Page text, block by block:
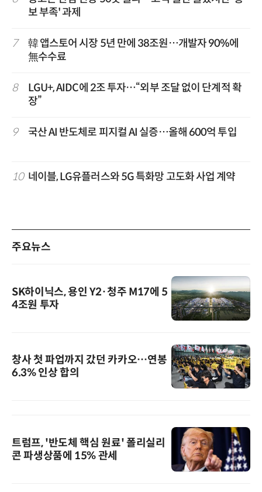
보 부족' 과제
7
韓 앱스토어 시장 5년 만에 38조원…개발자 90%에
無수수료
8
LGU+, AIDC에 2조 투자…“외부 조달 없이 단계적 확
장”
9 국산 AI 반도체로 피지컬 AI 실증…올해 600억 투입
10 네이블, LG유플러스와 5G 특화망 고도화 사업 계약
주요뉴스
SK하이닉스, 용인 Y2·청주 M17에 5
4조원 투자
창사 첫 파업까지 갔던 카카오…연봉
6.3% 인상 합의
트럼프, '반도체 핵심 원료' 폴리실리
콘 파생상품에 15% 관세